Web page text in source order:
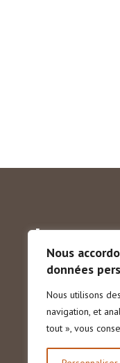
Nous
données
Nous utilisons
navigation, et
tout », vous
Les
Aigrefeuille-
Gétigné
La Planche
Saint-Fiacre-